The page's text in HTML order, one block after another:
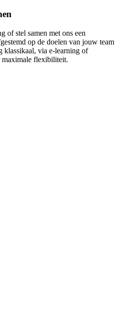
of stel samen met ons een
op de doelen van jouw team
klassikaal, via e-learning of
maximale flexibiliteit.